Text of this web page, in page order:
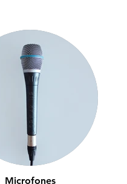
Microfones